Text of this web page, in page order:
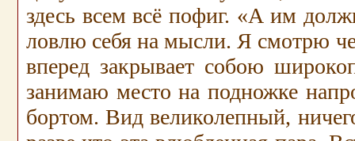
здесь всем всё пофиг. «А им
ловлю себя на мысли. Я смотрю
вперед закрывает собою
занимаю место на подножке
бортом. Вид великолепный,